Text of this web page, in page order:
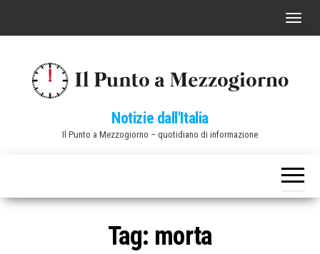
C
a
v
Notizie dall'Italia
Il Punto a Mezzogiorno – quotidiano di informazione
Tag: morta